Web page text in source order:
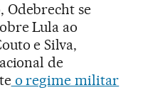
Odebrecht se
Lula ao
e Silva,
de
o regime militar